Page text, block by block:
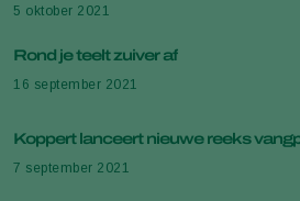
5 oktober 2021
Rond je teelt zuiver af
16 september 2021
Koppert lanceert nieuwe reeks
7 september 2021